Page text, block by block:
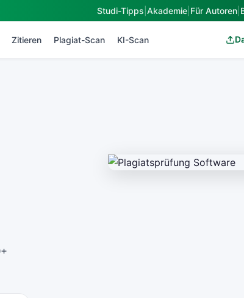
Studi-Tipps Akademie Für Autoren
Zitieren Plagiat-Scan KI-Scan